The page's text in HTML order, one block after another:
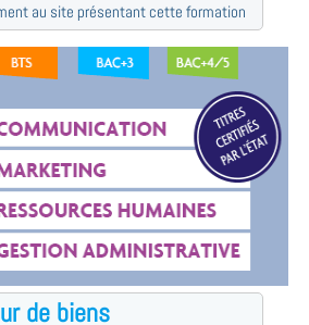
au site présentant cette formation
de biens